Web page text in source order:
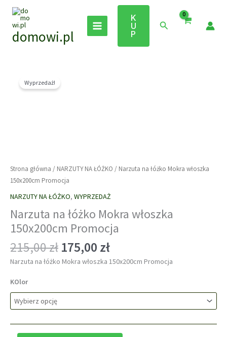
Przejdź
treścidomowi.pl
K
U
P
Szukaj
Wyprzedaż!
Strona główna / NARZUTY NA ŁÓŻKO / Narzuta na łóżko Mokra włoszka
150x200cm Promocja
NARZUTY NA ŁÓŻKO, WYPRZEDAŻ
Narzuta na łóżko Mokra włoszka
150x200cm Promocja
215,00zł Pierwotna
cena
175,00 złAktualna
cena
Narzuta na łóżko Mokra włoszka 150x200cm Promocja
KOlor